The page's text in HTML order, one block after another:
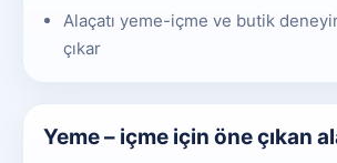
Alaçatı yeme-içme ve butik
çıkar
Yeme – içme için öne çıkan